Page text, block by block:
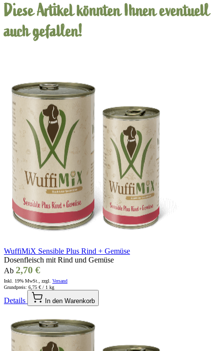
Diese Artikel könnten Ihnen eventuell
auch gefallen!
WuffiMiX Sensible Plus Rind + Gemüse
Dosenfleisch mit Rind und Gemüse
Ab 2,70 €
Inkl. 19% MwSt., zzgl. Versand
Grundpreis: 6,75 € / 1 kg
Details In den Warenkorb